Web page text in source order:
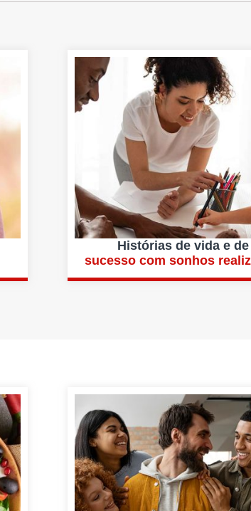
Histórias de vida e de
sucesso com sonhos